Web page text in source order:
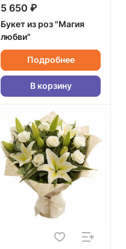
5 650 ₽
Букет из роз "Магия
любви"
Подробнее
В корзину